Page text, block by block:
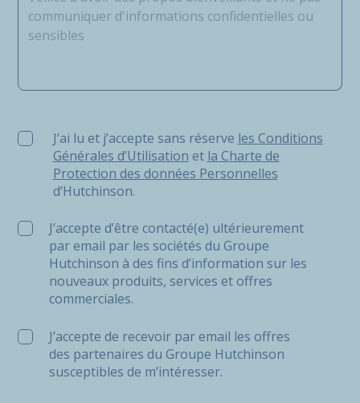
J’ai lu et j’accepte sans réserve les Conditions
J’ai lu et j’accepte sans réserve les Conditions
Générales d’Utilisation et la Charte de
Protection des données Personnelles
d’Hutchinson.
J’accepte d’être contacté(e) ultérieurement
par email par les sociétés du Groupe
Hutchinson à des fins d’information sur les
nouveaux produits, services et offres
commerciales.
J’accepte de recevoir par email les offres
des partenaires du Groupe Hutchinson
susceptibles de m’intéresser.